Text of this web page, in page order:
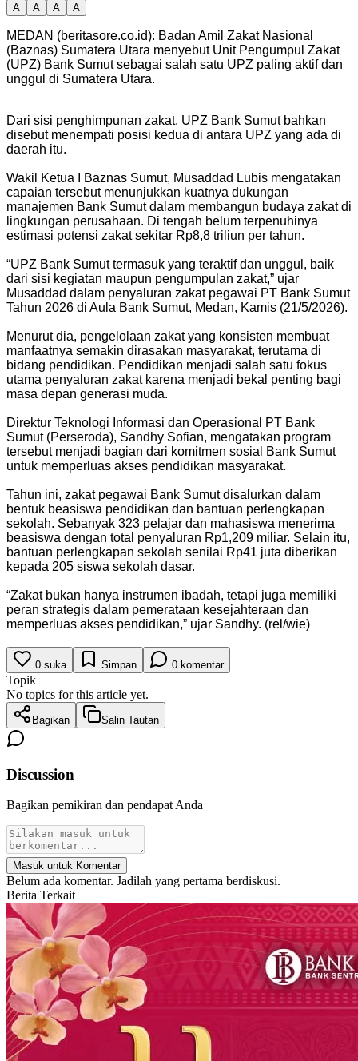
A A A A
MEDAN (beritasore.co.id): Badan Amil Zakat Nasional
(Baznas) Sumatera Utara menyebut Unit Pengumpul Zakat
(UPZ) Bank Sumut sebagai salah satu UPZ paling aktif dan
unggul di Sumatera Utara.
Dari sisi penghimpunan zakat, UPZ Bank Sumut bahkan
disebut menempati posisi kedua di antara UPZ yang ada di
daerah itu.
Wakil Ketua I Baznas Sumut, Musaddad Lubis mengatakan
capaian tersebut menunjukkan kuatnya dukungan
manajemen Bank Sumut dalam membangun budaya zakat di
lingkungan perusahaan. Di tengah belum terpenuhinya
estimasi potensi zakat sekitar Rp8,8 triliun per tahun.
“UPZ Bank Sumut termasuk yang teraktif dan unggul, baik
dari sisi kegiatan maupun pengumpulan zakat,” ujar
Musaddad dalam penyaluran zakat pegawai PT Bank Sumut
Tahun 2026 di Aula Bank Sumut, Medan, Kamis (21/5/2026).
Menurut dia, pengelolaan zakat yang konsisten membuat
manfaatnya semakin dirasakan masyarakat, terutama di
bidang pendidikan. Pendidikan menjadi salah satu fokus
utama penyaluran zakat karena menjadi bekal penting bagi
masa depan generasi muda.
Direktur Teknologi Informasi dan Operasional PT Bank
Sumut (Perseroda), Sandhy Sofian, mengatakan program
tersebut menjadi bagian dari komitmen sosial Bank Sumut
untuk memperluas akses pendidikan masyarakat.
Tahun ini, zakat pegawai Bank Sumut disalurkan dalam
bentuk beasiswa pendidikan dan bantuan perlengkapan
sekolah. Sebanyak 323 pelajar dan mahasiswa menerima
beasiswa dengan total penyaluran Rp1,209 miliar. Selain itu,
bantuan perlengkapan sekolah senilai Rp41 juta diberikan
kepada 205 siswa sekolah dasar.
“Zakat bukan hanya instrumen ibadah, tetapi juga memiliki
peran strategis dalam pemerataan kesejahteraan dan
memperluas akses pendidikan,” ujar Sandhy. (rel/wie)
0 suka Simpan 0 komentar
Topik
No topics for this article yet.
Bagikan Salin Tautan
Discussion
Bagikan pemikiran dan pendapat Anda
Masuk untuk Komentar
Belum ada komentar. Jadilah yang pertama berdiskusi.
Berita Terkait